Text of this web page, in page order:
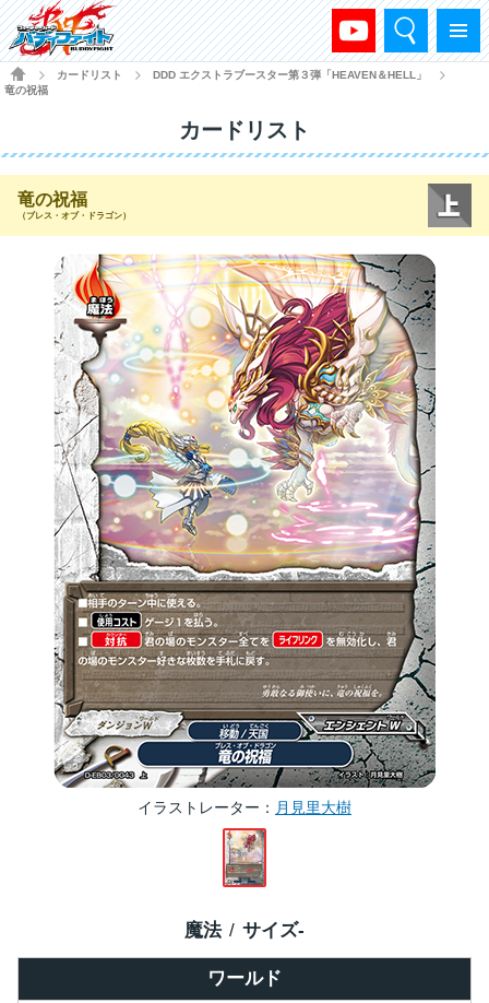
メニュー
検索
HOME
カードリスト DDD エクストラブースター第３弾「HEAVEN＆HELL」
竜の祝福
カードリスト
竜の祝福
（ブレス・オブ・ドラゴン）
イラストレーター 月見里大樹
ワールド
魔法 サイズ-